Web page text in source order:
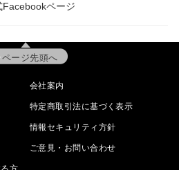
Facebookページ
ページ先頭へ
会社案内
特定商取引法に基づく表示
情報セキュリティ方針
ご意見・お問い合わせ